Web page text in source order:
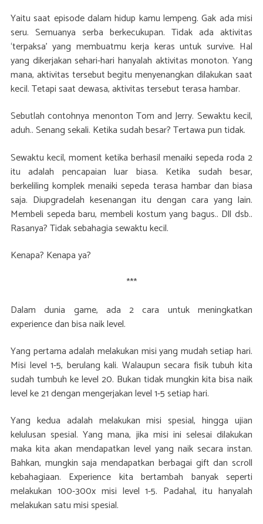
Yaitu saat episode dalam hidup kamu lempeng. Gak ada misi
seru. Semuanya serba berkecukupan. Tidak ada aktivitas
‘terpaksa’ yang membuatmu kerja keras untuk survive. Hal
yang dikerjakan sehari-hari hanyalah aktivitas monoton. Yang
mana, aktivitas tersebut begitu menyenangkan dilakukan saat
kecil. Tetapi saat dewasa, aktivitas tersebut terasa hambar.
Sebutlah contohnya menonton Tom and Jerry. Sewaktu kecil,
aduh.. Senang sekali. Ketika sudah besar? Tertawa pun tidak.
Sewaktu kecil, moment ketika berhasil menaiki sepeda roda 2
itu adalah pencapaian luar biasa. Ketika sudah besar,
berkeliling komplek menaiki sepeda terasa hambar dan biasa
saja. Diupgradelah kesenangan itu dengan cara yang lain.
Membeli sepeda baru, membeli kostum yang bagus.. Dll dsb..
Rasanya? Tidak sebahagia sewaktu kecil.
Kenapa? Kenapa ya?
***
Dalam dunia game, ada 2 cara untuk meningkatkan
experience dan bisa naik level.
Yang pertama adalah melakukan misi yang mudah setiap hari.
Misi level 1-5, berulang kali. Walaupun secara fisik tubuh kita
sudah tumbuh ke level 20. Bukan tidak mungkin kita bisa naik
level ke 21 dengan mengerjakan level 1-5 setiap hari.
Yang kedua adalah melakukan misi spesial, hingga ujian
kelulusan spesial. Yang mana, jika misi ini selesai dilakukan
maka kita akan mendapatkan level yang naik secara instan.
Bahkan, mungkin saja mendapatkan berbagai gift dan scroll
kebahagiaan. Experience kita bertambah banyak seperti
melakukan 100-300x misi level 1-5. Padahal, itu hanyalah
melakukan satu misi spesial.